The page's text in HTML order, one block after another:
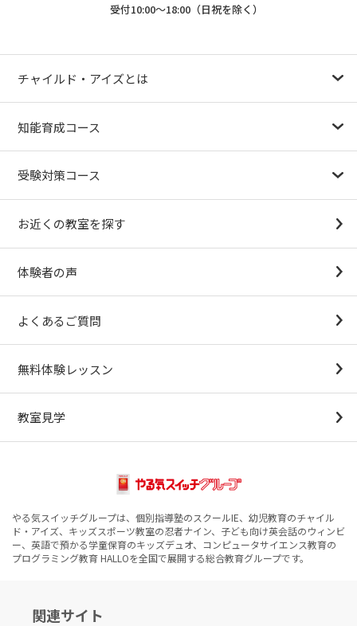
受付10:00〜18:00（日祝を除く）
チャイルド・アイズとは
知能育成コース
受験対策コース
（思考力アドバンスコースアストルム）
お近くの教室を探す
体験者の声
よくあるご質問
無料体験レッスン
教室見学
やる気スイッチグループは、個別指導塾のスクールIE、幼児教育のチャイル
ド・アイズ、キッズスポーツ教室の忍者ナイン、子ども向け英会話のウィンビ
ー、英語で預かる学童保育のキッズデュオ、コンピュータサイエンス教育の
プログラミング教育 HALLOを全国で展開する総合教育グループです。
関連サイト